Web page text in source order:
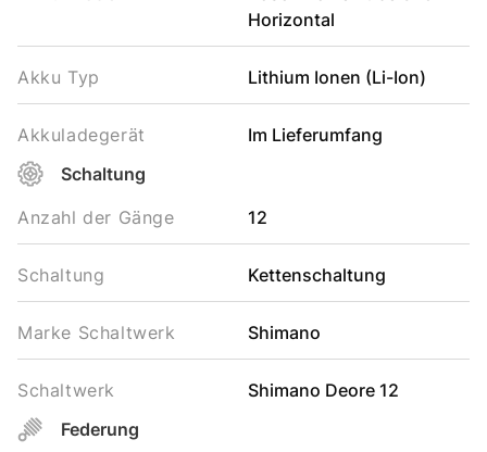
Horizontal
Akku Typ Lithium Ionen (Li-Ion)
Akkuladegerät
Im Lieferumfang
Schaltung
Anzahl der Gänge
12
Schaltung Kettenschaltung
Marke Schaltwerk Shimano
Schaltwerk
Shimano Deore 12
Federung